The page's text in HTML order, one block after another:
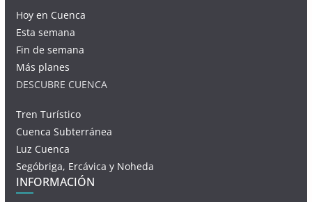
Hoy en Cuenca
Esta semana
Fin de semana
Más planes
DESCUBRE CUENCA
Tren Turístico
Cuenca Subterránea
Luz Cuenca
Segóbriga, Ercávica y Noheda
INFORMACIÓN